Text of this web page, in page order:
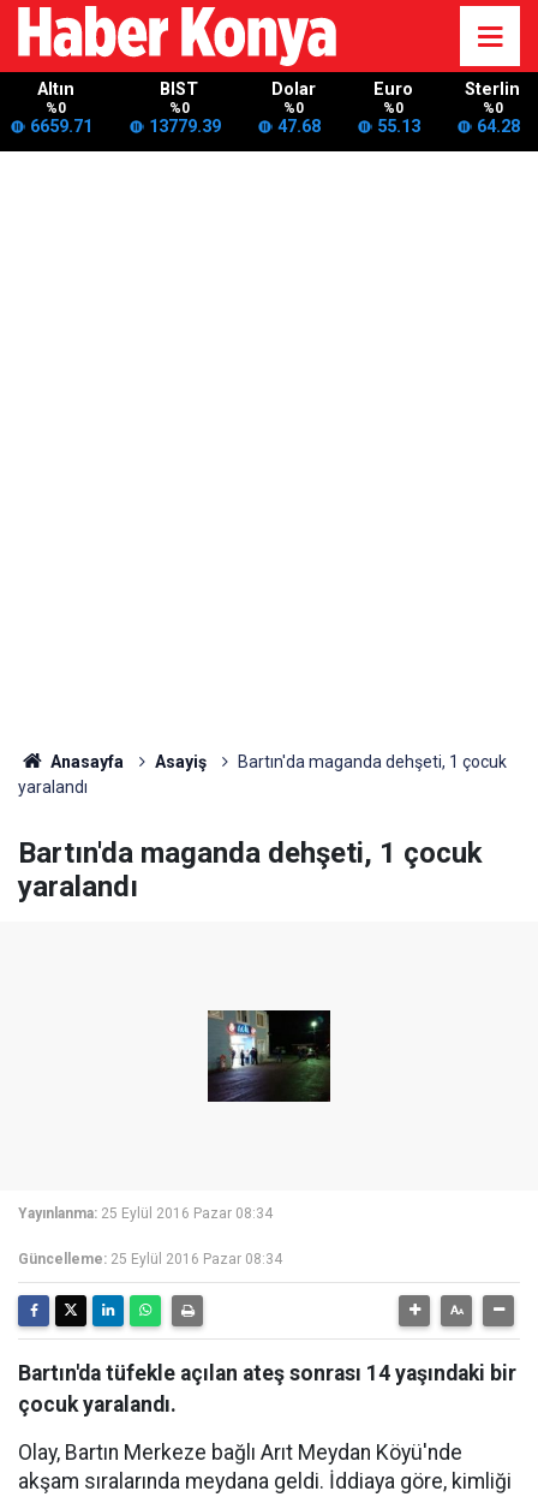
Altın
%0
6659.71
BIST
%0
13779.39
Dolar
%0
47.68
Euro
%0
55.13
Sterlin
%0
64.28
Anasayfa Asayiş
Bartın'da maganda dehşeti, 1 çocuk
yaralandı
Bartın'da maganda dehşeti, 1 çocuk
yaralandı
Yayınlanma: 25 Eylül 2016 Pazar 08:34
Güncelleme: 25 Eylül 2016 Pazar 08:34
Bartın'da tüfekle açılan ateş sonrası 14 yaşındaki bir
çocuk yaralandı.
Olay, Bartın Merkeze bağlı Arıt Meydan Köyü'nde
akşam sıralarında meydana geldi. İddiaya göre, kimliği